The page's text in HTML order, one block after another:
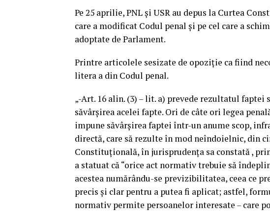
Pe 25 aprilie, PNL şi USR au depus la Curtea
care a modificat Codul penal şi pe cel care a
adoptate de Parlament.
Printre articolele sesizate de opoziţie ca fiind
litera a din Codul penal.
„-Art. 16 alin. (3) – lit. a) prevede rezultatul
săvârşirea acelei fapte. Ori de câte ori legea
impune săvârşirea faptei într-un anume scop,
directă, care să rezulte în mod neîndoielnic, din
Constituţională, în jurisprudenţa sa constată ,
a statuat că “orice act normativ trebuie să
acestea numărându-se previzibilitatea, ceea ce
precis şi clar pentru a putea fi aplicat; astfel,
normativ permite persoanelor interesate – care